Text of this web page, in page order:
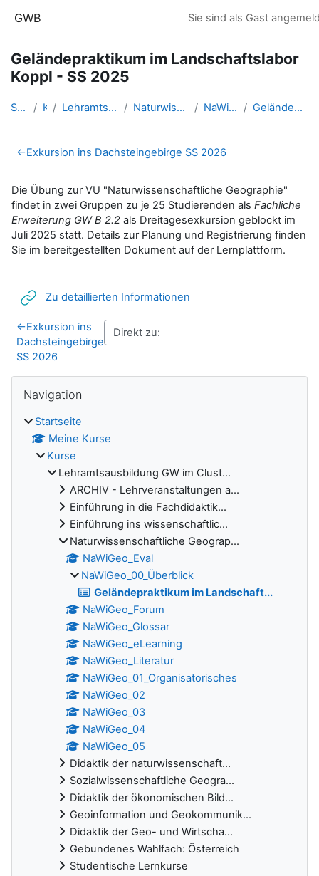
GWB Sie sind als Gast
Geländepraktikum im Landschaftslabor
Koppl - SS 2025
Startseite Kurse Lehramtsausbildung GW im Clust... Naturwissenschaftliche Geograp... NaWiGeo_00_Überblick Geländepraktikum im Landschaft...
Abschnittsübersicht
←Exkursion ins Dachsteingebirge SS 2026
Die Übung zur VU "Naturwissenschaftliche Geographie"
findet in zwei Gruppen zu je 25 Studierenden als Fachliche
Erweiterung GW B 2.2 als Dreitagesexkursion geblockt im
Juli 2025 statt. Details zur Planung und Registrierung finden
Sie im bereitgestellten Dokument auf der Lernplattform.
Zu detaillierten Informationen
←Exkursion ins
Dachsteingebirge
SS 2026
Navigation
Startseite
Meine Kurse
Kurse
Lehramtsausbildung GW im Clust...
ARCHIV - Lehrveranstaltungen a...
Einführung in die Fachdidaktik...
Einführung ins wissenschaftlic...
Naturwissenschaftliche Geograp...
NaWiGeo_Eval
NaWiGeo_00_Überblick
Geländepraktikum im Landschaft...
NaWiGeo_Forum
NaWiGeo_Glossar
NaWiGeo_eLearning
NaWiGeo_Literatur
NaWiGeo_01_Organisatorisches
NaWiGeo_02
NaWiGeo_03
NaWiGeo_04
NaWiGeo_05
Didaktik der naturwissenschaft...
Sozialwissenschaftliche Geogra...
Didaktik der ökonomischen Bild...
Geoinformation und Geokommunik...
Didaktik der Geo- und Wirtscha...
Gebundenes Wahlfach: Österreich
Studentische Lernkurse